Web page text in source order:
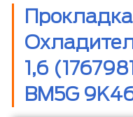
1,6
BM5G